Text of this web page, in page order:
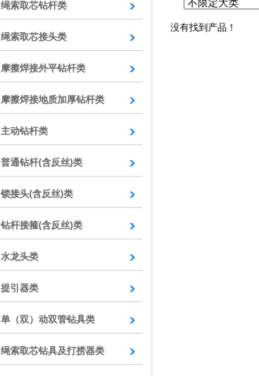
绳索取芯钻杆类
绳索取芯接头类
摩擦焊接外平钻杆类
摩擦焊接地质加厚钻杆类
主动钻杆类
普通钻杆(含反丝)类
锁接头(含反丝)类
钻杆接箍(含反丝)类
水龙头类
提引器类
单（双）动双管钻具类
绳索取芯钻具及打捞器类
没有找到产品！